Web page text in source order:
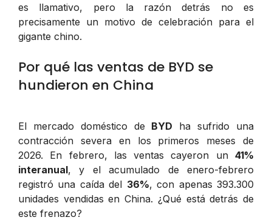
es llamativo, pero la razón detrás no es
precisamente un motivo de celebración para el
gigante chino.
Por qué las ventas de BYD se
hundieron en China
El mercado doméstico de BYD ha sufrido una
contracción severa en los primeros meses de
2026. En febrero, las ventas cayeron un 41%
interanual, y el acumulado de enero-febrero
registró una caída del 36%, con apenas 393.300
unidades vendidas en China. ¿Qué está detrás de
este frenazo?